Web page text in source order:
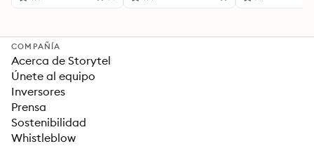
COMPAÑÍA
Acerca de Storytel
Únete al equipo
Inversores
Prensa
Sostenibilidad
Whistleblow